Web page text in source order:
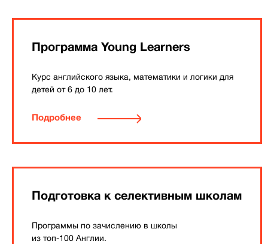
Программа Young Learners
Курс английского языка, математики и логики для
детей от 6 до 10 лет.
Подробнее
Подготовка к селективным школам
Программы по зачислению в школы
из топ-100 Англии.